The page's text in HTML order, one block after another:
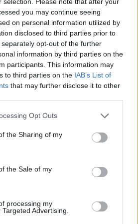
you may continue seeing
on personal information utilized by
disclosed to third parties prior to
opt-out of the further
information by third parties on the
participants. This information may
to third parties on the IAB’s List of
that may further disclose it to other
Opt Outs
the Sharing of my
the Sale of my
processing my
Advertising.
BVD) παρέμενε μια
καμία εγκεκριμένη
Η τρέχουσα έξαρση στη
Κονγκό υπογραμμίζει το
καθώς έχουν ήδη
από 1.400
με περίπου 210
θανάτους.
κόσκινο της Τεχνικής
του Παγκόσμιου
ο οποίος είναι και ο
μελέτης. Όλοι οι ασθενείς
ιατρική φροντίδα και